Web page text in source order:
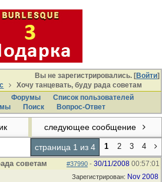
Вы не зарегистрировались. [Войти]
Хочу танцевать, буду рада советам
Форумы
Список пользователей
Поиcк Вопрос-Ответ
следующее сообщение
страница 1 из 4 1 2 3 4
#37990 - 30/11/2008 00:57:01
советам
Зарегистрирован: Nov 2008